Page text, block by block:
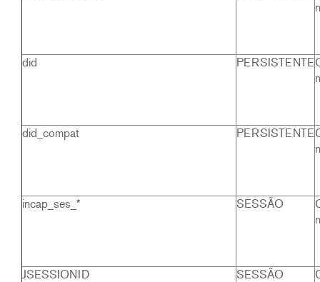
did PERSISTENTE
did_compat PERSISTENTE
incap_ses_* SESSÃO
JSESSIONID SESSÃO